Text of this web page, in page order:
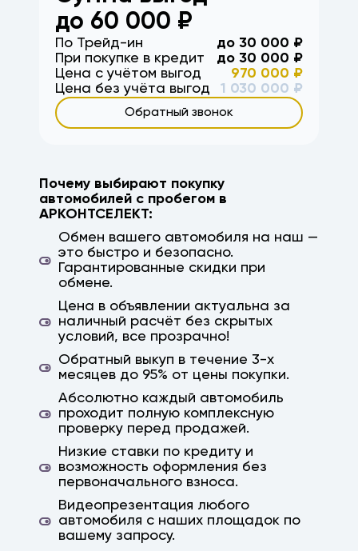
волгоград, волжский, район, третья
продольная, вторая продольная,
Краснодар, Ростов, Ростов-на-Дону,
Саратов, Астрахань, Михайловка, кача,
ерзовка, элиста, калмыкия, камышин,
дубовка, заказ авто, авто на заказ,
параллельный импорт, япония, корея, китай,
до 60 000 ₽
По Трейд-ин до 30 000 ₽
При покупке в кредит
до 30 000 ₽
Цена с учётом выгод
970 000 ₽
Цена без учёта выгод
1 030 000 ₽
Обратный звонок
Почему выбирают покупку
автомобилей с пробегом в
АРКОНТСЕЛЕКТ:
Обмен вашего автомобиля на наш —
это быстро и безопасно.
Гарантированные скидки при
обмене.
Цена в объявлении актуальна за
наличный расчёт без скрытых
условий, все прозрачно!
Обратный выкуп в течение 3-х
месяцев до 95% от цены покупки.
Абсолютно каждый автомобиль
проходит полную комплексную
проверку перед продажей.
Низкие ставки по кредиту и
возможность оформления без
первоначального взноса.
Видеопрезентация любого
автомобиля с наших площадок по
вашему запросу.